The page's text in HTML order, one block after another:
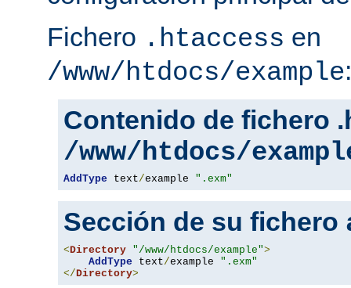
Fichero .htaccess en
/www/htdocs/example:
Contenido de fichero
/www/htdocs/
AddType text/example ".exm"
Sección de su fichero
<Directory "/www/htdocs/example">
AddType text/example ".exm"
</Directory>